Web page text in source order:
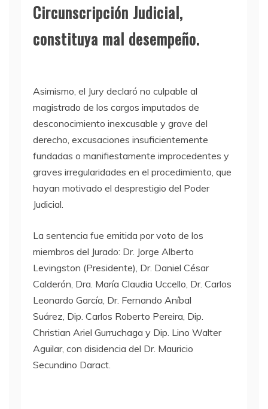
Circunscripción Judicial,
constituya mal desempeño.
Asimismo, el Jury declaró no culpable al
magistrado de los cargos imputados de
desconocimiento inexcusable y grave del
derecho, excusaciones insuficientemente
fundadas o manifiestamente improcedentes y
graves irregularidades en el procedimiento, que
hayan motivado el desprestigio del Poder
Judicial.
La sentencia fue emitida por voto de los
miembros del Jurado: Dr. Jorge Alberto
Levingston (Presidente), Dr. Daniel César
Calderón, Dra. María Claudia Uccello, Dr. Carlos
Leonardo García, Dr. Fernando Aníbal
Suárez, Dip. Carlos Roberto Pereira, Dip.
Christian Ariel Gurruchaga y Dip. Lino Walter
Aguilar, con disidencia del Dr. Mauricio
Secundino Daract.